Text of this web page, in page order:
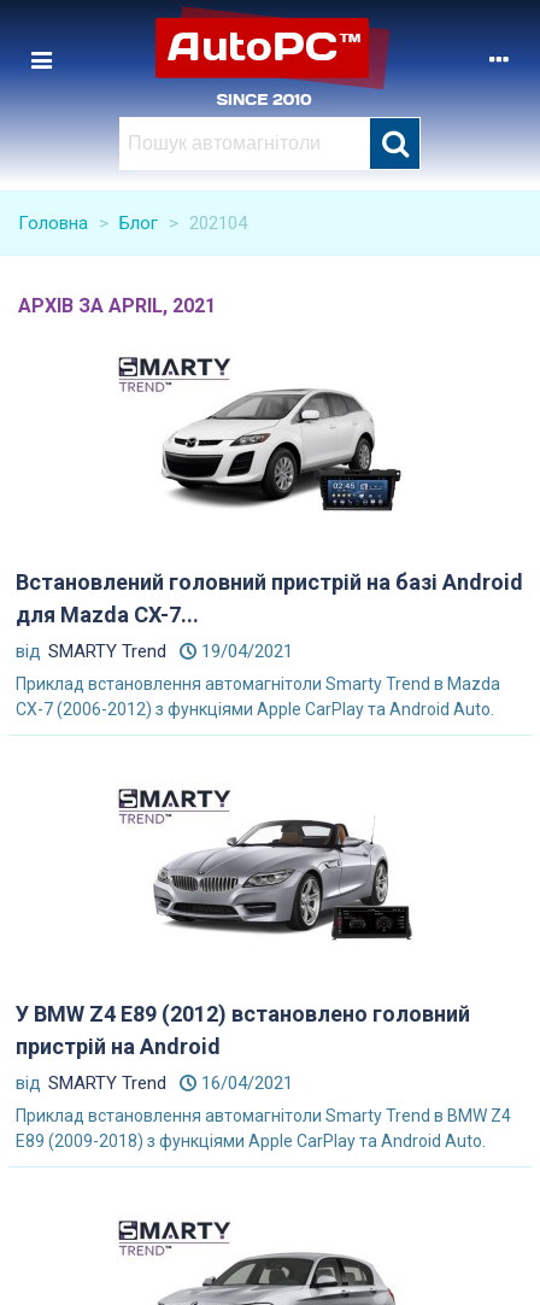
Головна > Блог > 202104
АРХІВ ЗА APRIL, 2021
Встановлений головний пристрій на базі Android
для Mazda CX-7...
від SMARTY Trend 19/04/2021
Приклад встановлення автомагнітоли Smarty Trend в Mazda
CX-7 (2006-2012) з функціями Apple CarPlay та Android Auto.
У BMW Z4 E89 (2012) встановлено головний
пристрій на Android
від SMARTY Trend 16/04/2021
Приклад встановлення автомагнітоли Smarty Trend в BMW Z4
E89 (2009-2018) з функціями Apple CarPlay та Android Auto.